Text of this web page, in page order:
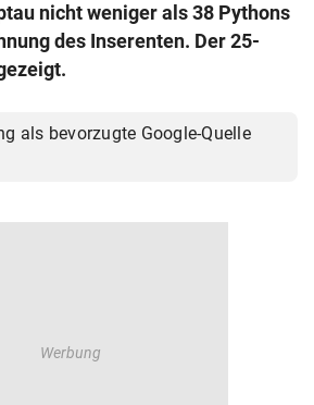
& Co KG 2026
nicht weniger als 38 Pythons
des Inserenten. Der 25-
als bevorzugte Google-Quelle